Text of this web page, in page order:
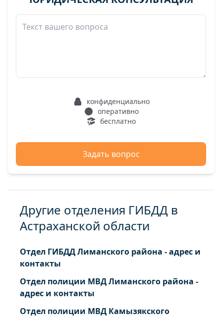
конфиденциально
оперативно
бесплатно
Задать вопрос
Другие отделения ГИБДД в
Астраханской области
Отдел ГИБДД Лиманского района - адрес и
контакты
Отдел полиции МВД Лиманского района -
адрес и контакты
Отдел полиции МВД Камызякского